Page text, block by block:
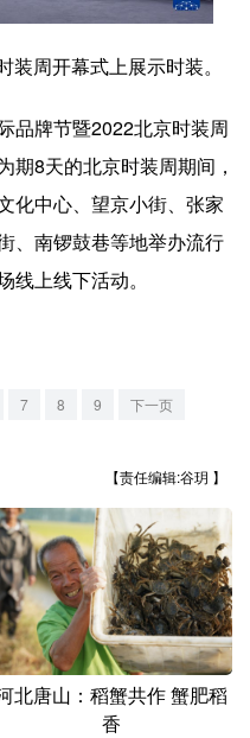
银龄 溯源中国
时尚 悦读
亚太网
山西
上海 江苏
福建 江西
湖北 湖南
海南 重庆
周开幕式上展示时装。
牌节暨2022北京时装周
期8天的北京时装周期间，
化中心、望京小街、张家
、南锣鼓巷等地举办流行
上线下活动。
7 8 9 下一页
【责任编辑:谷玥 】
北唐山：稻蟹共作 蟹肥稻
香